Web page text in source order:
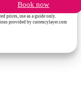
Book now
prices, use as a guide only.
provided by currencylayer.com